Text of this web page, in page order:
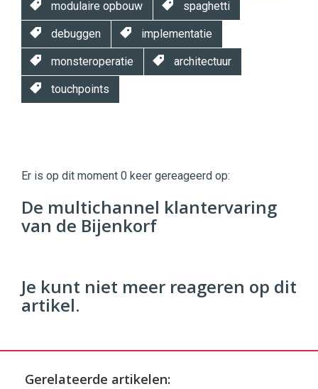
modulaire opbouw spaghetti
debuggen implementatie
monsteroperatie architectuur
touchpoints
|
Digital
Commerce https://twinklemagazine.nl
9654
Er is op dit moment 0 keer gereageerd op:
De multichannel klantervaring
van de Bijenkorf
Je kunt niet meer reageren op dit
artikel.
Gerelateerde artikelen: